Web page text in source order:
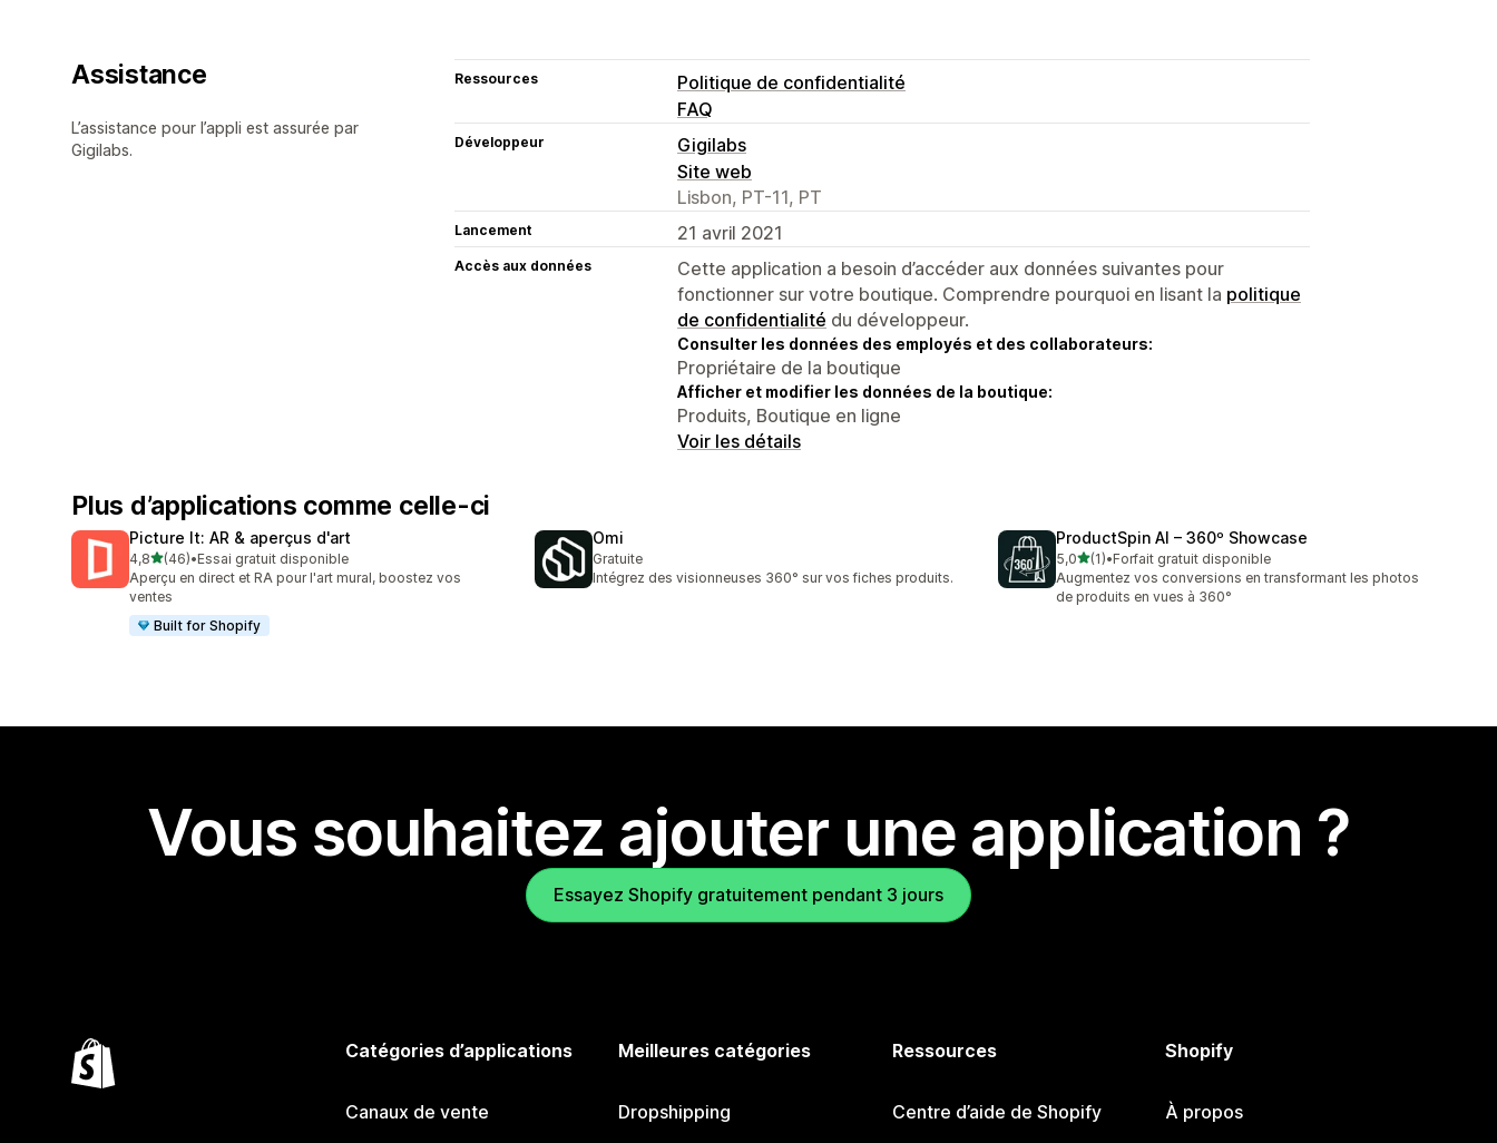
Assistance
L’assistance pour l’appli est assurée par
Gigilabs.
Ressources
Politique de confidentialité
FAQ
Développeur
Gigilabs
Site web
Lisbon, PT-11, PT
Lancement 21 avril 2021
Accès aux données
Cette application a besoin d’accéder aux données suivantes pour
fonctionner sur votre boutique. Comprendre pourquoi en lisant la politique
de confidentialité du développeur.
Consulter les données des employés et des collaborateurs:
Propriétaire de la boutique
Afficher et modifier les données de la boutique:
Produits, Boutique en ligne
Voir les détails
Plus d’applications comme celle-ci
Picture It: AR & aperçus d'art
4,8étoile(s) sur 5
(46)
46 avis au total
•Essai gratuit disponible
Aperçu en direct et RA pour l'art mural, boostez vos
ventes
Built for Shopify
Omi
Gratuite
Intégrez des visionneuses 360° sur vos fiches produits.
ProductSpin AI – 360º Showcase
5,0étoile(s) sur 5
(1)
1 avis au total
•Forfait gratuit disponible
Augmentez vos conversions en transformant les photos
de produits en vues à 360°
Vous souhaitez ajouter une application ?
Essayez Shopify gratuitement pendant 3 jours
Catégories d’applications
Canaux de vente
Meilleures catégories
Dropshipping
Ressources
Centre d’aide de Shopify
Shopify
À propos